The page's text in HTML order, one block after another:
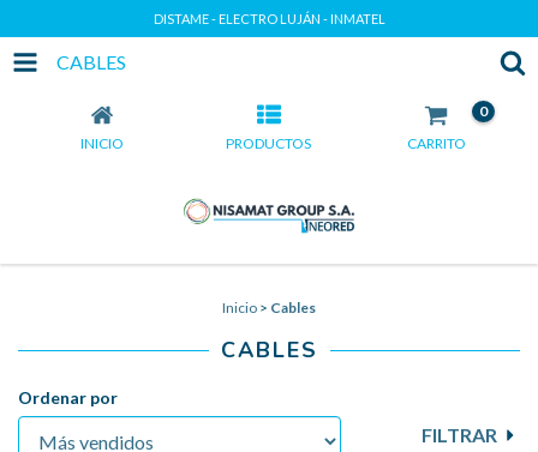
DISTAME - ELECTRO LUJÁN - INMATEL
CABLES
INICIO PRODUCTOS CARRITO
0
Inicio > Cables
CABLES
Ordenar por
FILTRAR